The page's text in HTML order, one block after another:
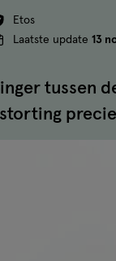
Etos
Laatste update 13
tussen